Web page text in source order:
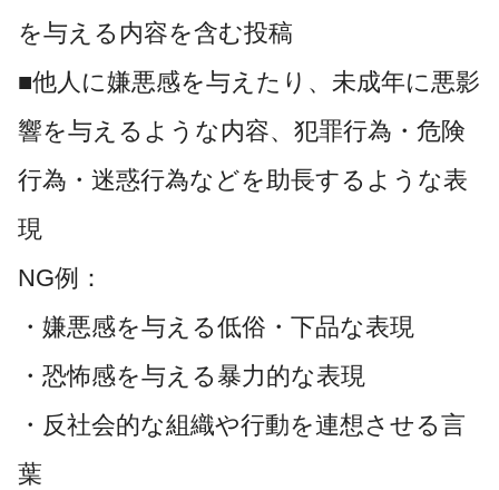
を与える内容を含む投稿
■他人に嫌悪感を与えたり、未成年に悪影
響を与えるような内容、犯罪行為・危険
行為・迷惑行為などを助長するような表
現
NG例：
・嫌悪感を与える低俗・下品な表現
・恐怖感を与える暴力的な表現
・反社会的な組織や行動を連想させる言
葉